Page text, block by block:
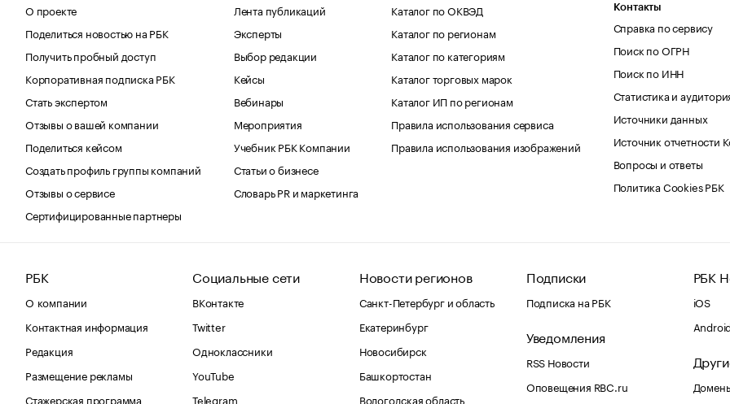
О проекте
Поделиться новостью на РБК
Получить пробный доступ
Корпоративная подписка РБК
Стать экспертом
Отзывы о вашей компании
Поделиться кейсом
Создать профиль группы компаний
Отзывы о сервисе
Сертифицированные партнеры
Лента публикаций
Эксперты
Выбор редакции
Кейсы
Вебинары
Мероприятия
Учебник РБК Компании
Статьи о бизнесе
Словарь PR и маркетинга
Каталог по ОКВЭД
Каталог по регионам
Каталог по категориям
Каталог торговых марок
Каталог ИП по регионам
Правила использования сервиса
Правила использования изображений
Контакты
Справка по сервису
Поиск по ОГРН
Поиск по ИНН
Статистика и
Источники данных
Источник отчетности
Вопросы и ответы
Политика Cookies РБК
РБК
О компании
Контактная информация
Редакция
Размещение рекламы
Стажерская программа
Социальные сети
ВКонтакте
Twitter
Одноклассники
YouTube
Telegram
Новости регионов
Санкт-Петербург и область
Екатеринбург
Новосибирск
Башкортостан
Вологодская область
Подписки
Подписка на РБК
Уведомления
RSS Новости
Оповещения RBC.ru
РБК
iOS